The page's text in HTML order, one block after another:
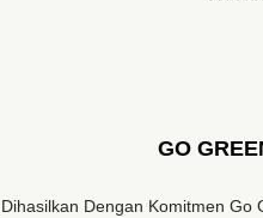
GO
Dengan Komitmen